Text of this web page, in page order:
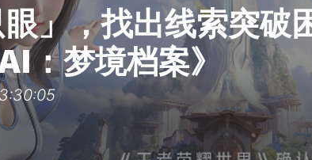
」，找出线索突破
：梦境档案》